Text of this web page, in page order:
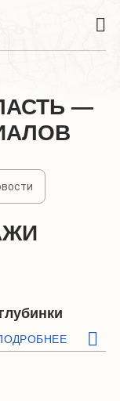
—